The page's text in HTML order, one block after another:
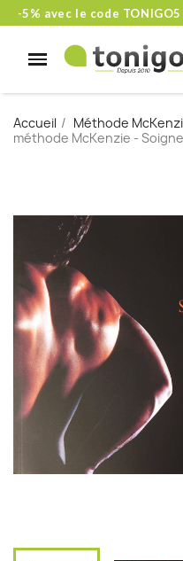
-5% avec le code
Accueil Méthode
méthode McKenzie -